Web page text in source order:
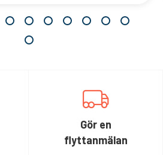
Gör en
flyttanmälan